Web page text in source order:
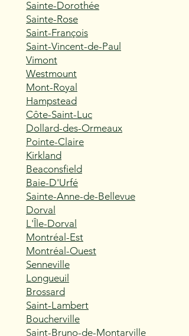
Sainte-Dorothée
Sainte-Rose
Saint-François
Saint-Vincent-de-Paul
Vimont
Westmount
Mont-Royal
Hampstead
Côte-Saint-Luc
Dollard-des-Ormeaux
Pointe-Claire
Kirkland
Beaconsfield
Baie-D'Urfé
Sainte-Anne-de-Bellevue
Dorval
L'Île-Dorval
Montréal-Est
Montréal-Ouest
Senneville
Longueuil
Brossard
Saint-Lambert
Boucherville
Saint-Bruno-de-Montarville